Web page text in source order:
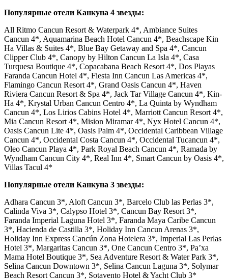
Популярные отели Канкуна 4 звезды:
All Ritmo Cancun Resort & Waterpark 4*, Ambiance Suites
Cancun 4*, Aquamarina Beach Hotel Cancun 4*, Beachscape Kin
Ha Villas & Suites 4*, Blue Bay Getaway and Spa 4*, Cancun
Clipper Club 4*, Canopy by Hilton Cancun La Isla 4*, Casa
Turquesa Boutique 4*, Copacabana Beach Resort 4*, Dos Playas
Faranda Cancun Hotel 4*, Fiesta Inn Cancun Las Americas 4*,
Flamingo Cancun Resort 4*, Grand Oasis Cancun 4*, Haven
Riviera Cancun Resort & Spa 4*, Jack Tar Village Cancun 4*, Kin-
Ha 4*, Krystal Urban Cancun Centro 4*, La Quinta by Wyndham
Cancun 4*, Los Lirios Cabins Hotel 4*, Marriott Cancun Resort 4*,
Mia Cancun Resort 4*, Mision Miramar 4*, Nyx Hotel Cancun 4*,
Oasis Cancun Lite 4*, Oasis Palm 4*, Occidental Caribbean Village
Cancun 4*, Occidental Costa Cancun 4*, Occidental Tucancun 4*,
Oleo Cancun Playa 4*, Park Royal Beach Cancun 4*, Ramada by
Wyndham Cancun City 4*, Real Inn 4*, Smart Cancun by Oasis 4*,
Villas Tacul 4*
Популярные отели Канкуна 3 звезды:
Adhara Cancun 3*, Aloft Cancun 3*, Barcelo Club las Perlas 3*,
Calinda Viva 3*, Calypso Hotel 3*, Cancun Bay Resort 3*,
Faranda Imperial Laguna Hotel 3*, Faranda Maya Caribe Cancun
3*, Hacienda de Castilla 3*, Holiday Inn Cancun Arenas 3*,
Holiday Inn Express Cancún Zona Hotelera 3*, Imperial Las Perlas
Hotel 3*, Margaritas Cancun 3*, One Cancun Centro 3*, Pa’xa
Mama Hotel Boutique 3*, Sea Adventure Resort & Water Park 3*,
Selina Cancun Downtown 3*, Selina Cancun Laguna 3*, Solymar
Beach Resort Cancun 3*, Sotavento Hotel & Yacht Club 3*